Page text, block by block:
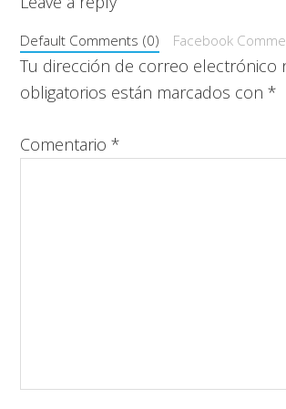
lectores
Default Comments (0) Facebook
Tu dirección de correo electrónico
obligatorios están marcados con *
Comentario *